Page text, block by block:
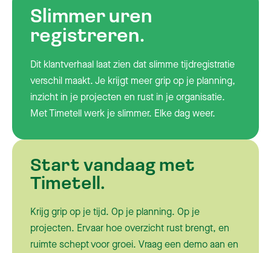
Slimmer uren
registreren.
Dit klantverhaal laat zien dat slimme tijdregistratie
verschil maakt. Je krijgt meer grip op je planning,
inzicht in je projecten en rust in je organisatie.
Met Timetell werk je slimmer. Elke dag weer.
Bij de tijd. Altijd.
Start vandaag met
Timetell.
Krijg grip op je tijd. Op je planning. Op je
projecten. Ervaar hoe overzicht rust brengt, en
ruimte schept voor groei. Vraag een demo aan en